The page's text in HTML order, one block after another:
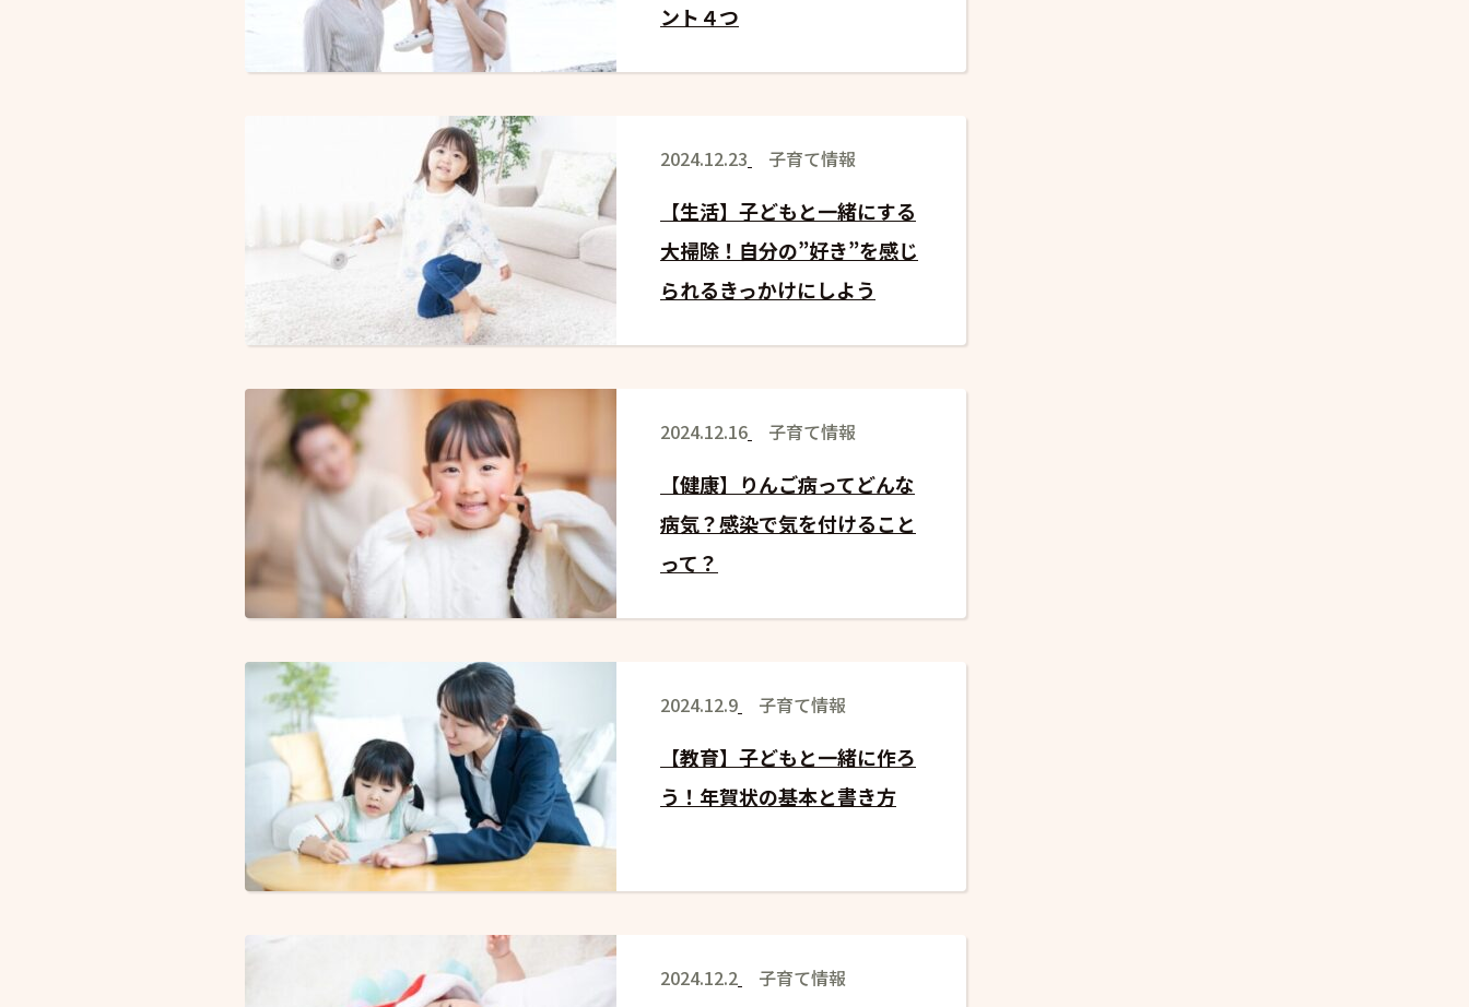
ント４つ
2024.12.23 子育て情報
【生活】子どもと一緒にする
大掃除！自分の”好き”を感じ
られるきっかけにしよう
2024.12.16 子育て情報
【健康】りんご病ってどんな
病気？感染で気を付けること
って？
2024.12.9 子育て情報
【教育】子どもと一緒に作ろ
う！年賀状の基本と書き方
2024.12.2 子育て情報